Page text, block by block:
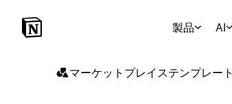
製品 AI
マーケットプレイステンプレート